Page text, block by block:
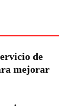
de
mejorar